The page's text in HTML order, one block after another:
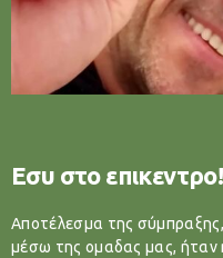
Εσυ στο επικεντρο!
Αποτέλεσμα της
μέσω της ομαδας μας, ήταν